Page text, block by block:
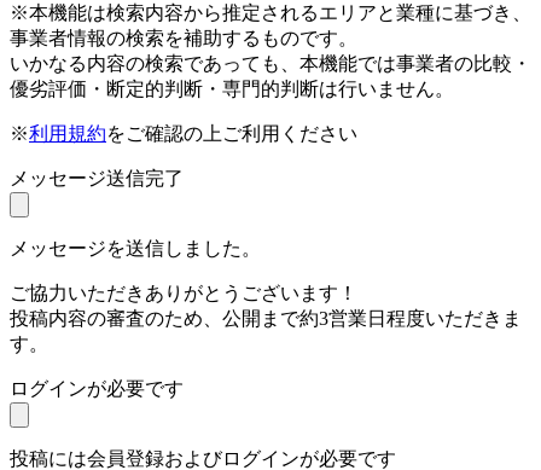
※本機能は検索内容から推定されるエリアと業種に基づき、
事業者情報の検索を補助するものです。
いかなる内容の検索であっても、本機能では事業者の比較・
優劣評価・断定的判断・専門的判断は行いません。
※利用規約をご確認の上ご利用ください
メッセージ送信完了
メッセージを送信しました。
ご協力いただきありがとうございます！
投稿内容の審査のため、公開まで約3営業日程度いただきま
す。
ログインが必要です
投稿には会員登録およびログインが必要です